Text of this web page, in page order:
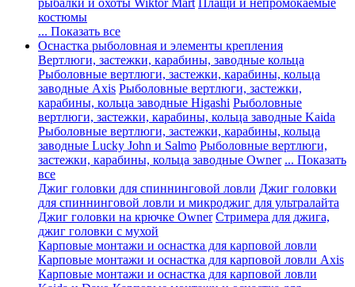
рыбалки и охоты Wiktor Mart Плащи и непромокаемые
костюмы
... Показать все
Оснастка рыболовная и элементы крепления
Вертлюги, застежки, карабины, заводные кольца
Рыболовные вертлюги, застежки, карабины, кольца
заводные Axis Рыболовные вертлюги, застежки,
карабины, кольца заводные Higashi Рыболовные
вертлюги, застежки, карабины, кольца заводные Kaida
Рыболовные вертлюги, застежки, карабины, кольца
заводные Lucky John и Salmo Рыболовные вертлюги,
застежки, карабины, кольца заводные Owner ... Показать
все
Джиг головки для спиннинговой ловли Джиг головки
для спиннинговой ловли и микроджиг для ультралайта
Джиг головки на крючке Owner Стримера для джига,
джиг головки с мухой
Карповые монтажи и оснастка для карповой ловли
Карповые монтажи и оснастка для карповой ловли Axis
Карповые монтажи и оснастка для карповой ловли